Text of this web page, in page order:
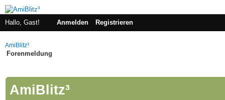
Hallo, Gast! Anmelden Registrieren
AmiBlitz³
Forenmeldung
AmiBlitz³